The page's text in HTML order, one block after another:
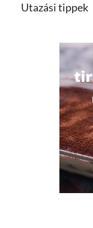
Utazási tippek